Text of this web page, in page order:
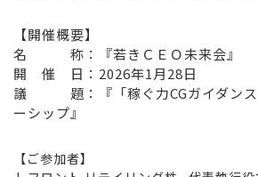
【開催概要】
名 称：『若きＣＥＯ未来会』
開 催 日：2026年1月28日
議 題：『「稼ぐ力CGガイダンス
ーシップ』
【ご参加者】